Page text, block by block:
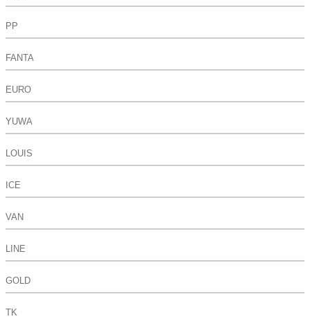
PP
FANTA
EURO
YUWA
LOUIS
ICE
VAN
LINE
GOLD
TK